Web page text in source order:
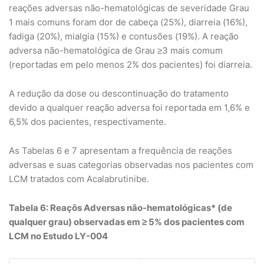
reações adversas não-hematológicas de severidade Grau
1 mais comuns foram dor de cabeça (25%), diarreia (16%),
fadiga (20%), mialgia (15%) e contusões (19%). A reação
adversa não-hematológica de Grau ≥3 mais comum
(reportadas em pelo menos 2% dos pacientes) foi diarreia.
A redução da dose ou descontinuação do tratamento
devido a qualquer reação adversa foi reportada em 1,6% e
6,5% dos pacientes, respectivamente.
As Tabelas 6 e 7 apresentam a frequência de reações
adversas e suas categorias observadas nos pacientes com
LCM tratados com Acalabrutinibe.
Tabela 6: Reaçõs Adversas não-hematológicas* (de
qualquer grau) observadas em ≥ 5% dos pacientes com
LCM no Estudo LY-004